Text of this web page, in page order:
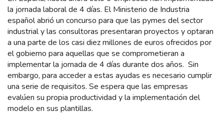
la jornada laboral de 4 días. El Ministerio de Industria
español abrió un concurso para que las pymes del sector
industrial y las consultoras presentaran proyectos y optaran
a una parte de los casi diez millones de euros ofrecidos por
el gobierno para aquellas que se comprometieran a
implementar la jornada de 4 días durante dos años. Sin
embargo, para acceder a estas ayudas es necesario cumplir
una serie de requisitos. Se espera que las empresas
evalúen su propia productividad y la implementación del
modelo en sus plantillas.